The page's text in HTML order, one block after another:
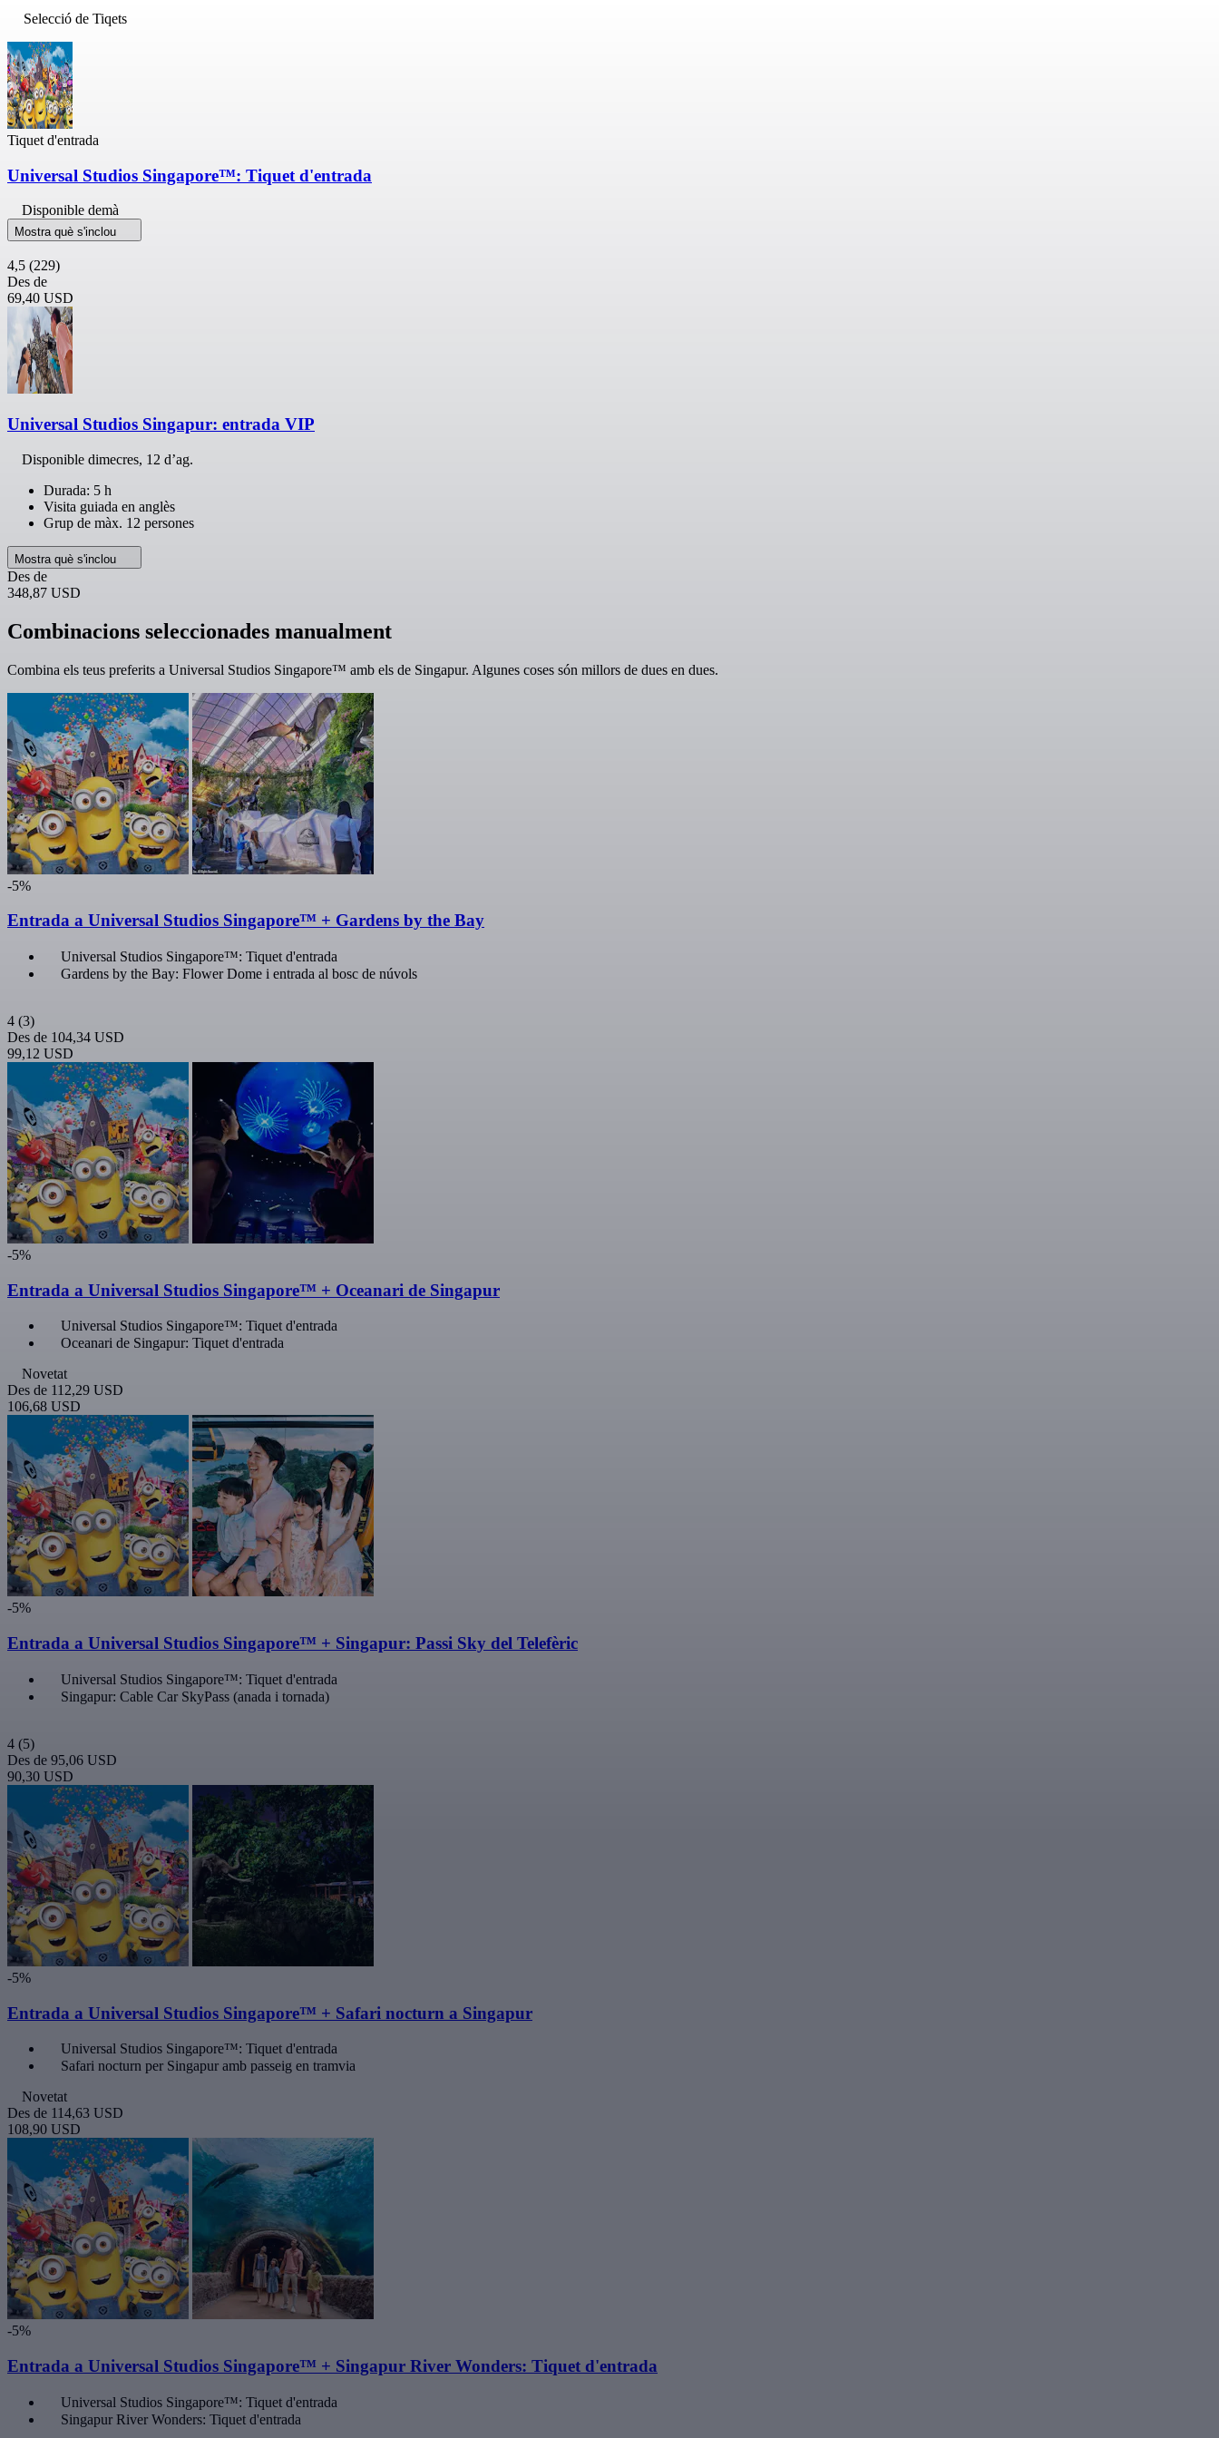
Selecció de Tiqets
Tiquet d'entrada
Universal Studios Singapore™: Tiquet d'entrada
Disponible demà
Mostra què s'inclou
4,5 (229)
Des de
69,40 USD
Universal Studios Singapur: entrada VIP
Disponible dimecres, 12 d’ag.
Durada: 5 h
Visita guiada en anglès
Grup de màx. 12 persones
Mostra què s'inclou
Des de
348,87 USD
Combinacions seleccionades manualment
Combina els teus preferits a Universal Studios Singapore™ amb els de Singapur. Algunes coses són millors de dues en dues.
-5%
Entrada a Universal Studios Singapore™ + Gardens by the Bay
Universal Studios Singapore™: Tiquet d'entrada
Gardens by the Bay: Flower Dome i entrada al bosc de núvols
4 (3)
Des de 104,34 USD
99,12 USD
-5%
Entrada a Universal Studios Singapore™ + Oceanari de Singapur
Universal Studios Singapore™: Tiquet d'entrada
Oceanari de Singapur: Tiquet d'entrada
Novetat
Des de 112,29 USD
106,68 USD
-5%
Entrada a Universal Studios Singapore™ + Singapur: Passi Sky del Telefèric
Universal Studios Singapore™: Tiquet d'entrada
Singapur: Cable Car SkyPass (anada i tornada)
4 (5)
Des de 95,06 USD
90,30 USD
-5%
Entrada a Universal Studios Singapore™ + Safari nocturn a Singapur
Universal Studios Singapore™: Tiquet d'entrada
Safari nocturn per Singapur amb passeig en tramvia
Novetat
Des de 114,63 USD
108,90 USD
-5%
Entrada a Universal Studios Singapore™ + Singapur River Wonders: Tiquet d'entrada
Universal Studios Singapore™: Tiquet d'entrada
Singapur River Wonders: Tiquet d'entrada